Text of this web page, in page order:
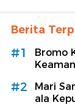
Berita
#1
Bromo
#2
Mari
ala